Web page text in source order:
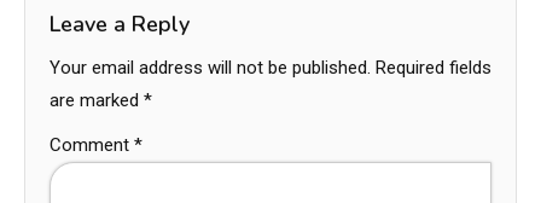
Leave a Reply
Your email address will not be published. Required fields
are marked *
Comment *